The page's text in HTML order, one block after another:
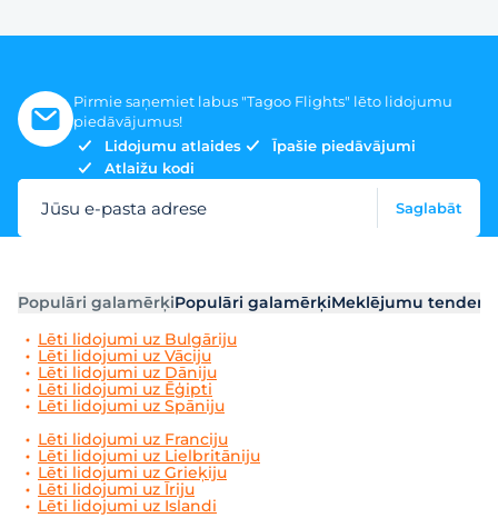
Pirmie saņemiet labus "Tagoo Flights" lēto lidojumu
piedāvājumus!
Lidojumu atlaides
Īpašie piedāvājumi
Atlaižu kodi
Jūsu e-pasta adrese Saglabāt
Populāri galamērķiPopulāri galamērķiMeklējumu
Lēti lidojumi uz Bulgāriju
Lēti lidojumi uz Vāciju
Lēti lidojumi uz Dāniju
Lēti lidojumi uz Ēģipti
Lēti lidojumi uz Spāniju
Lēti lidojumi uz Franciju
Lēti lidojumi uz Lielbritāniju
Lēti lidojumi uz Grieķiju
Lēti lidojumi uz Īriju
Lēti lidojumi uz Islandi